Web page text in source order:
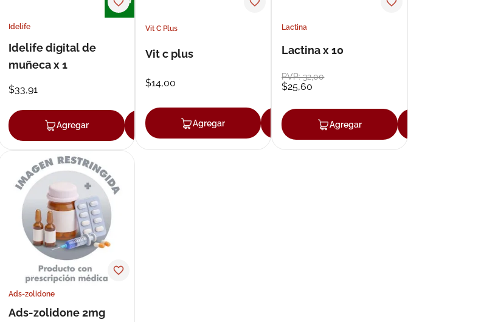
Agregar
Idelife
Idelife digital de
muñeca x 1
$33,91
Agregar Agregar
Vit C Plus
Vit c plus
$14,00
Agregar Agregar
Lactina
Lactina x 10
PVP:32,00
$25,60
Agregar
Ads-zolidone
Ads-zolidone 2mg